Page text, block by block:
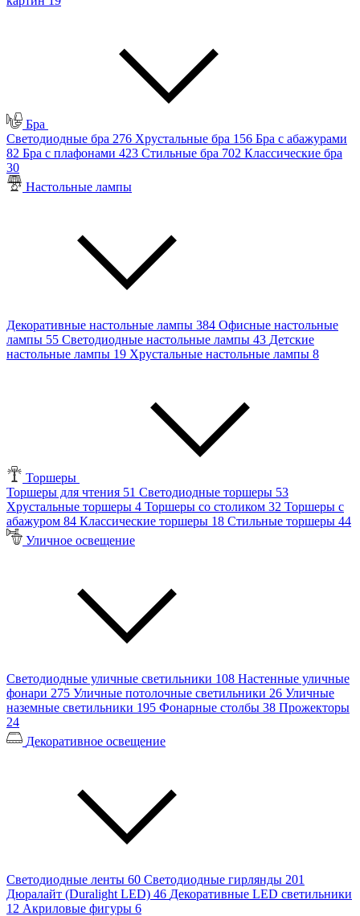
Бра
Светодиодные бра 276 Хрустальные бра 156 Бра с абажурами
82 Бра с плафонами 423 Стильные бра 702 Классические бра
30
Настольные лампы
Декоративные настольные лампы 384 Офисные настольные
лампы 55 Светодиодные настольные лампы 43 Детские
настольные лампы 19 Хрустальные настольные лампы 8
Торшеры
Торшеры для чтения 51 Светодиодные торшеры 53
Хрустальные торшеры 4 Торшеры со столиком 32 Торшеры с
абажуром 84 Классические торшеры 18 Стильные торшеры 44
Уличное освещение
Светодиодные уличные светильники 108 Настенные уличные
фонари 275 Уличные потолочные светильники 26 Уличные
наземные светильники 195 Фонарные столбы 38 Прожекторы
24
Декоративное освещение
Светодиодные ленты 60 Светодиодные гирлянды 201
Дюралайт (Duralight LED) 46 Декоративные LED светильники
12 Акриловые фигуры 6